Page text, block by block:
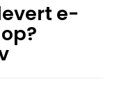
e-